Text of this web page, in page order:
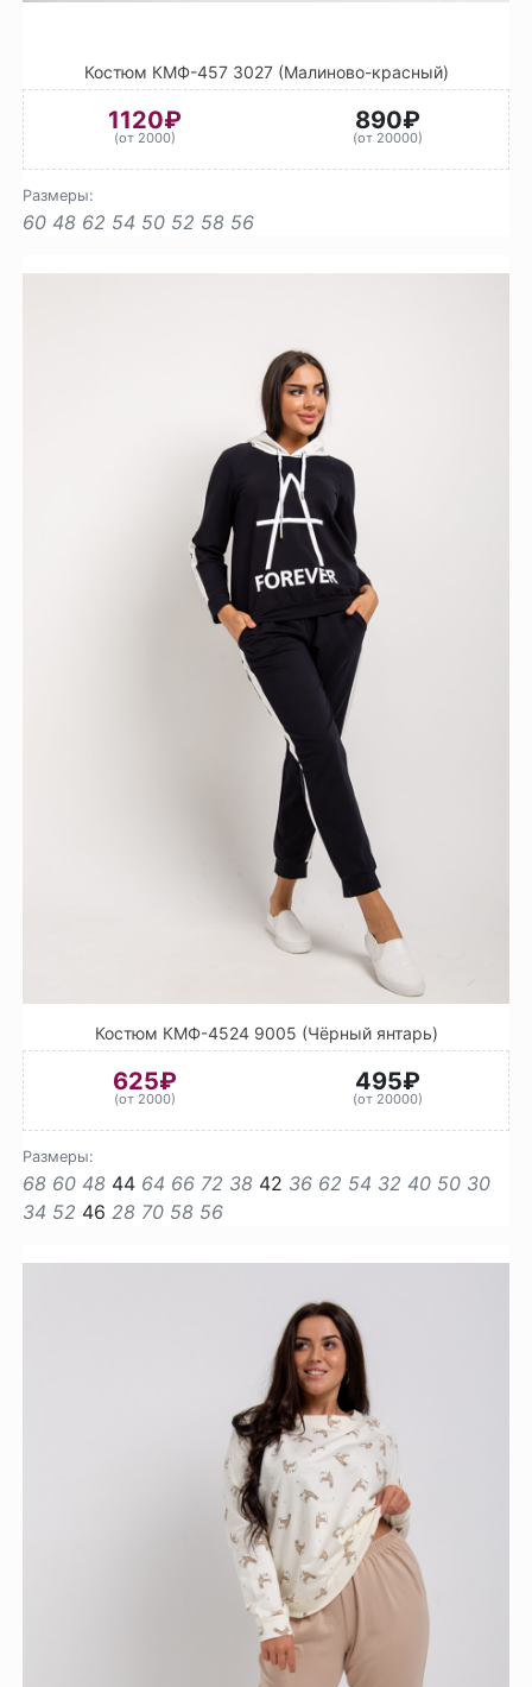
Костюм КМФ-457 3027 (Малиново-красный)
1120₽
(от 2000)
890₽
(от 20000)
Размеры:
60 48 62 54 50 52 58 56
Костюм КМФ-4524 9005 (Чёрный янтарь)
625₽
(от 2000)
495₽
(от 20000)
Размеры:
68 60 48 44 64 66 72 38 42 36 62 54 32 40 50 30
34 52 46 28 70 58 56